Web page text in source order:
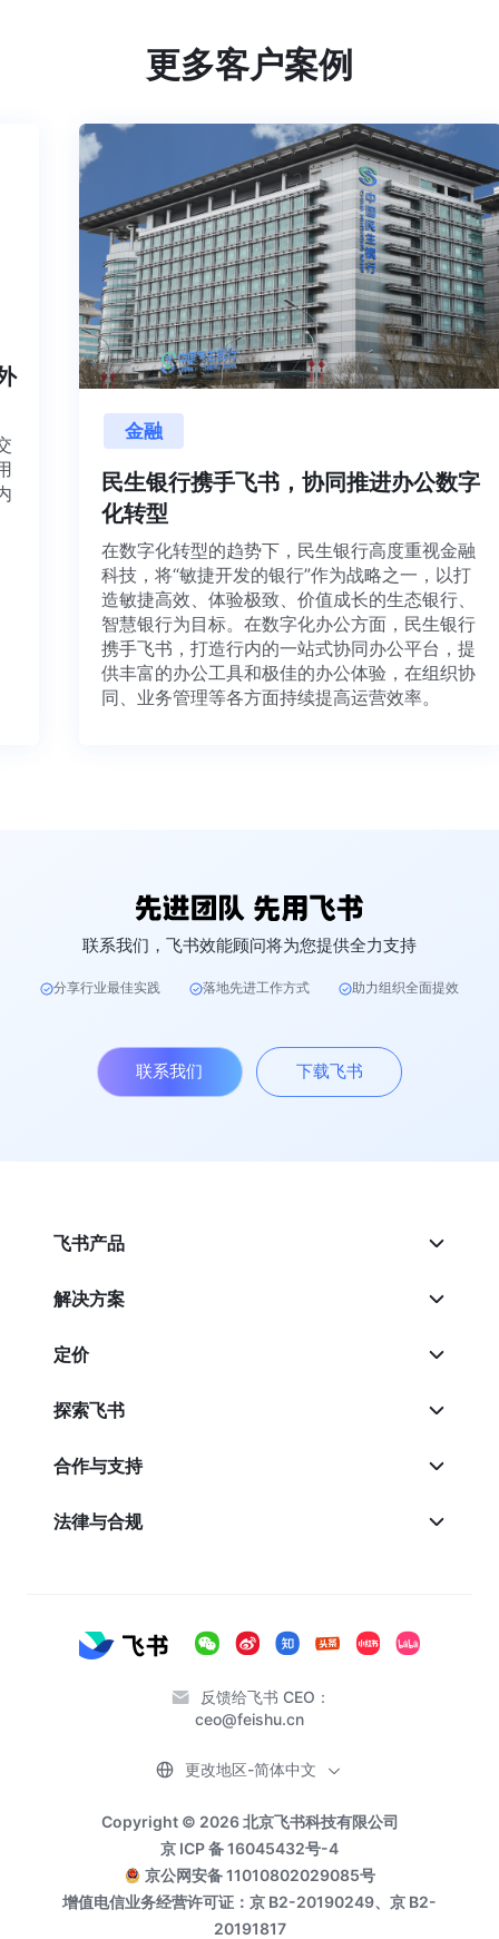
更多客户案例
金融
民生银行携手飞书，协同推进办公数字
化转型
在数字化转型的趋势下，民生银行高度重视金融
科技，将“敏捷开发的银行”作为战略之一，以打
造敏捷高效、体验极致、价值成长的生态银行、
智慧银行为目标。在数字化办公方面，民生银行
携手飞书，打造行内的一站式协同办公平台，提
供丰富的办公工具和极佳的办公体验，在组织协
同、业务管理等各方面持续提高运营效率。
联系我们，飞书效能顾问将为您提供全力支持
分享行业最佳实践 落地先进工作方式 助力组织全面提效
联系我们 下载飞书
飞书产品
解决方案
定价
探索飞书
合作与支持
法律与合规
反馈给飞书 CEO：
ceo@feishu.cn
Copyright © 2026 北京飞书科技有限公司
京 ICP 备 16045432号-4
京公网安备 11010802029085号
增值电信业务经营许可证：京 B2-20190249、京 B2-
20191817
更改地区-简体中文